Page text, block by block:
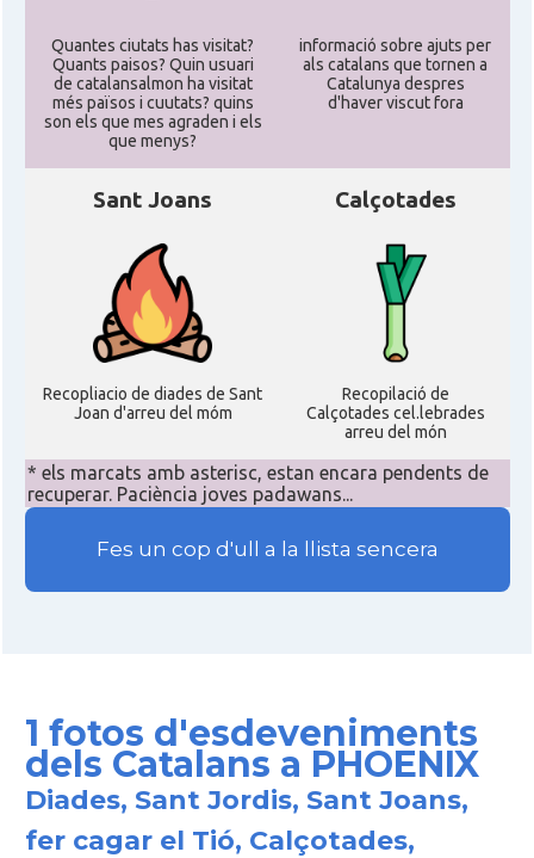
Quantes ciutats has visitat?
Quants paisos? Quin usuari
de catalansalmon ha visitat
més països i cuutats? quins
son els que mes agraden i els
que menys?
informació sobre ajuts per
als catalans que tornen a
Catalunya despres
d'haver viscut fora
Sant Joans
Recopliacio de diades de Sant
Joan d'arreu del móm
Calçotades
Recopilació de
Calçotades cel.lebrades
arreu del món
* els marcats amb asterisc, estan encara pendents de
recuperar. Paciència joves padawans...
Fes un cop d'ull a la llista sencera
1 fotos d'esdeveniments
dels Catalans a PHOENIX
Diades, Sant Jordis, Sant Joans,
fer cagar el Tió, Calçotades,